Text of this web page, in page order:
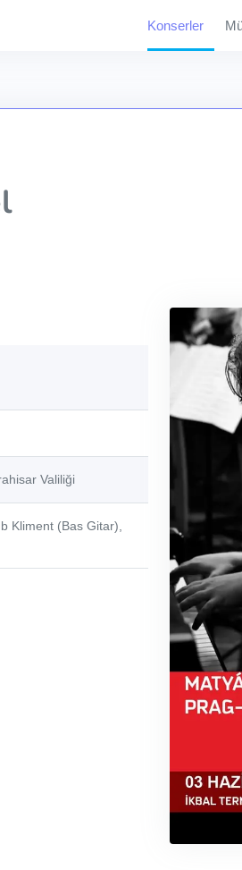
Konserler
Valiliği
Kliment (Bas Gitar),